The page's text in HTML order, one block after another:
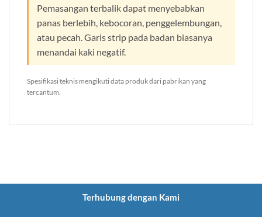
Pemasangan terbalik dapat menyebabkan
panas berlebih, kebocoran, penggelembungan,
atau pecah. Garis strip pada badan biasanya
menandai kaki negatif.
Spesifikasi teknis mengikuti data produk dari pabrikan yang
tercantum.
Terhubung dengan Kami